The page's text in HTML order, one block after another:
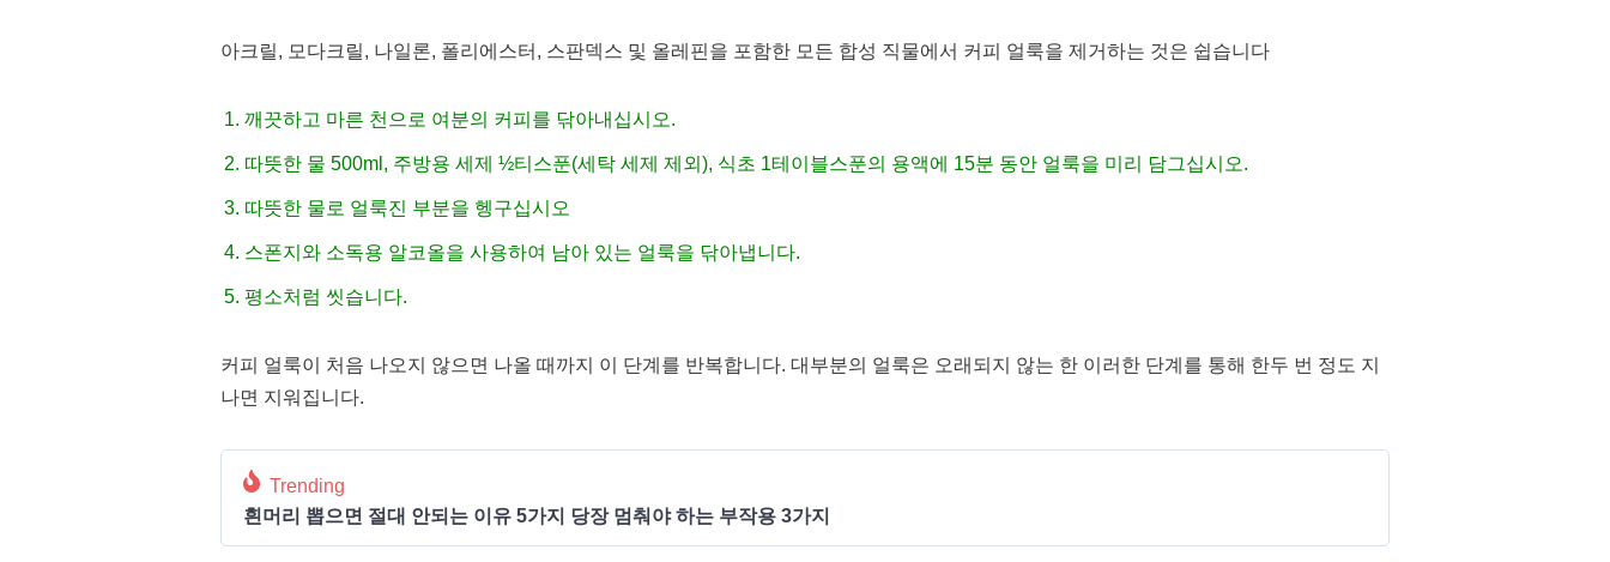
아크릴, 모다크릴, 나일론, 폴리에스터, 스판덱스 및 올레핀을 포함한 모든 합성 직물에서 커피 얼룩을 제거하는 것은 쉽습니다
깨끗하고 마른 천으로 여분의 커피를 닦아내십시오.
따뜻한 물 500ml, 주방용 세제 ½티스푼(세탁 세제 제외), 식초 1테이블스푼의 용액에 15분 동안 얼룩을 미리 담그십시오.
따뜻한 물로 얼룩진 부분을 헹구십시오
스폰지와 소독용 알코올을 사용하여 남아 있는 얼룩을 닦아냅니다.
평소처럼 씻습니다.
커피 얼룩이 처음 나오지 않으면 나올 때까지 이 단계를 반복합니다. 대부분의 얼룩은 오래되지 않는 한 이러한 단계를 통해 한두 번 정도 지
나면 지워집니다.
Trending
흰머리 뽑으면 절대 안되는 이유 5가지 당장 멈춰야 하는 부작용 3가지